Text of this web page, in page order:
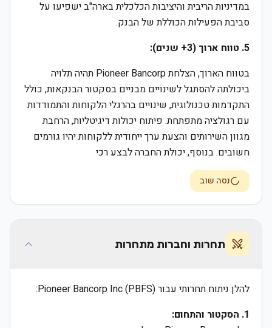
במדיניות הריבית והיציבות הכלכלית בארה"ב ישפיעו על
סביבת הפעילות הכוללת של הבנק.
5. טווח ארוך (3+ שנים):
בטווח הארוך, הצלחת Pioneer Bancorp תהיה תלויה
ביכולתה להסתגל לשינויים מבניים בסקטור הבנקאות, כולל
התקדמות טכנולוגית, שינויים בהרגלי הלקוחות והתמודדות
עם רגולציה מתפתחת. פיתוח יכולות דיגיטליות, הרחבת
מגוון השירותים והצעת ערך ייחודית ללקוחות יהיו גורמים
חשובים. בנוסף, יכולת החברה לבצע רכי
נסה שוב
תחרות וחברות מתחרות
להלן ניתוח תחרותי עבור Pioneer Bancorp Inc (PBFS):
1. הסקטור והתחום: